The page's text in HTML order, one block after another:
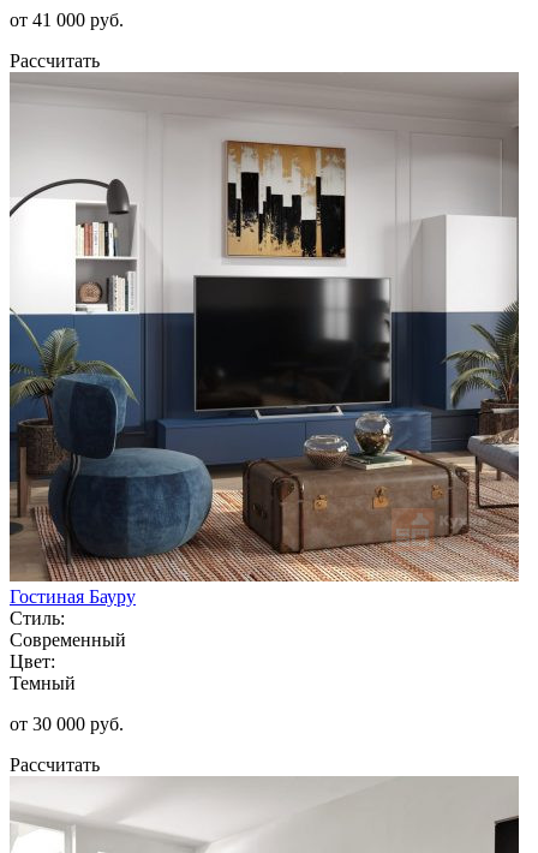
от 41 000 руб.
Рассчитать
Гостиная Бауру
Стиль:
Современный
Цвет:
Темный
от 30 000 руб.
Рассчитать